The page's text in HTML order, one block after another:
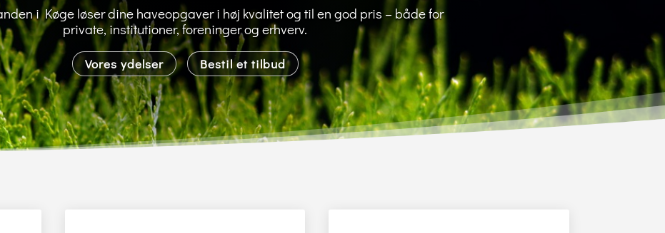
i Køge løser dine haveopgaver i høj kvalitet og til en god pris – både for
private, institutioner, foreninger og erhverv.
Vores ydelser Bestil et tilbud